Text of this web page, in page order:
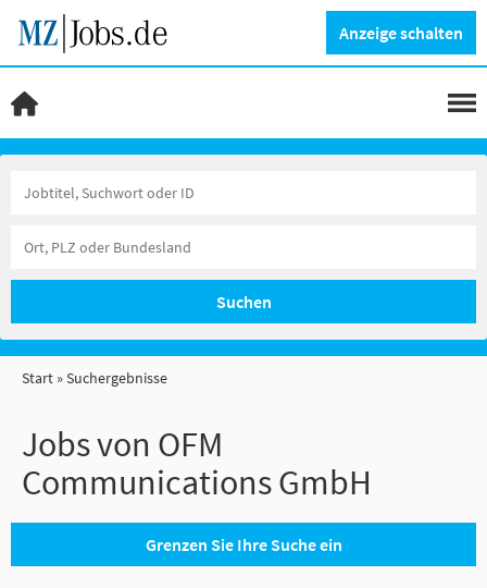
Anzeige schalten
Suchen
Start Suchergebnisse
Jobs von OFM
Communications GmbH
Grenzen Sie Ihre Suche ein